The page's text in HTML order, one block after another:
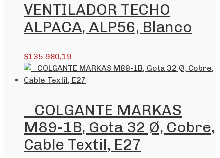
VENTILADOR TECHO
ALPACA, ALP56, Blanco
$135.980,19
_COLGANTE MARKAS
M89-1B, Gota 32 Ø, Cobre,
Cable Textil, E27